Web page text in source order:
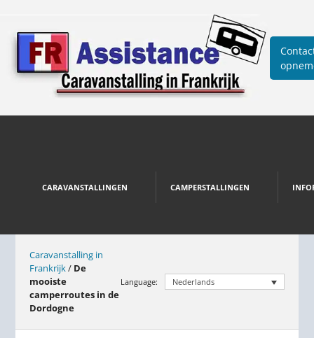
CARAVANSTALLINGEN CAMPERSTALLINGEN
Caravanstalling in
Frankrijk/ De
mooiste
camperroutes in de
Dordogne
Language: Nederlands